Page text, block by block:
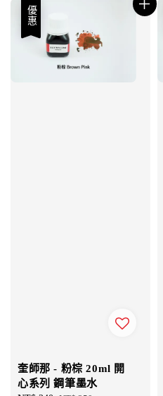
優惠
奎師那 - 粉棕 20ml 開
心系列 鋼筆墨水